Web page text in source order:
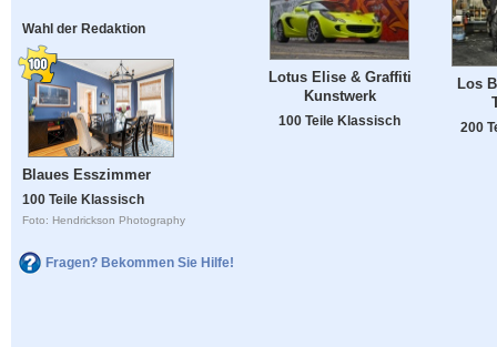
Wahl der Redaktion
Blaues Esszimmer
100 Teile Klassisch
Foto: Hendrickson Photography
Fragen? Bekommen Sie Hilfe!
Lotus Elise & Graffiti
Kunstwerk
100 Teile Klassisch
Los
200